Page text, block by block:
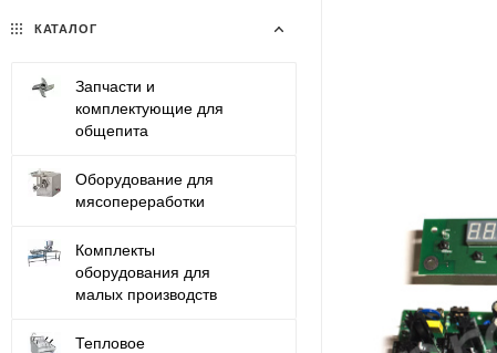
КАТАЛОГ
Запчасти и
комплектующие для
общепита
Оборудование для
мясопереработки
Комплекты
оборудования для
малых производств
Тепловое